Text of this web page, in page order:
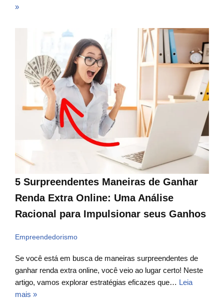
»
5 Surpreendentes Maneiras de Ganhar
Renda Extra Online: Uma Análise
Racional para Impulsionar seus Ganhos
Empreendedorismo
Se você está em busca de maneiras surpreendentes de
ganhar renda extra online, você veio ao lugar certo! Neste
artigo, vamos explorar estratégias eficazes que… Leia
mais »